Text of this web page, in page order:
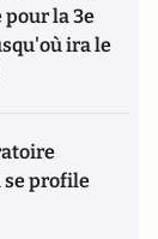
la 3e
ira le
se profile